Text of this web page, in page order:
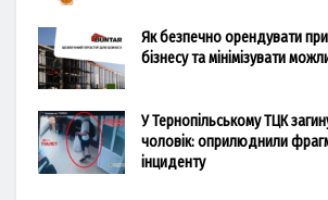
Як безпечно орендувати
бізнесу та мінімізувати
У Тернопільському ТЦК
чоловік: оприлюднили
інциденту